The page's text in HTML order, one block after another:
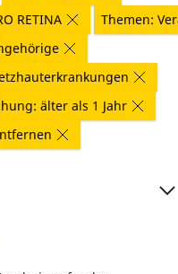
RETINA
Themen:
älter als 1 Jahr